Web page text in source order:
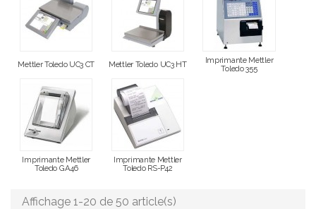
Mettler Toledo UC3 CT Mettler Toledo UC3 HT
Imprimante Mettler
Toledo 355
Imprimante Mettler
Toledo GA46
Imprimante Mettler
Toledo RS-P42
Affichage 1-20 de 50 article(s)